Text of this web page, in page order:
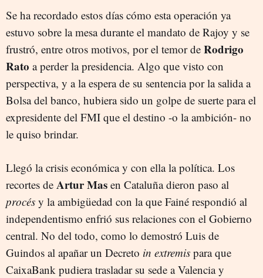
Se ha recordado estos días cómo esta operación ya
estuvo sobre la mesa durante el mandato de Rajoy y se
frustró, entre otros motivos, por el temor de Rodrigo
Rato a perder la presidencia. Algo que visto con
perspectiva, y a la espera de su sentencia por la salida a
Bolsa del banco, hubiera sido un golpe de suerte para el
expresidente del FMI que el destino -o la ambición- no
le quiso brindar.
Llegó la crisis económica y con ella la política. Los
recortes de Artur Mas en Cataluña dieron paso al
procés y la ambigüedad con la que Fainé respondió al
independentismo enfrió sus relaciones con el Gobierno
central. No del todo, como lo demostró Luis de
Guindos al apañar un Decreto in extremis para que
CaixaBank pudiera trasladar su sede a Valencia y